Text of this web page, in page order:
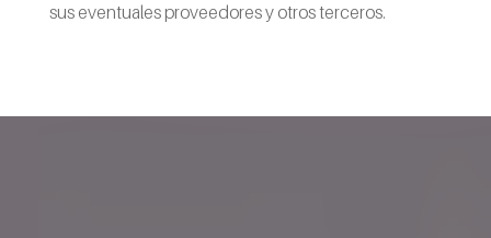
sus eventuales proveedores y otros terceros.